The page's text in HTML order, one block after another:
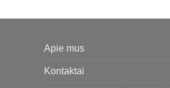
Apie mus
Kontaktai